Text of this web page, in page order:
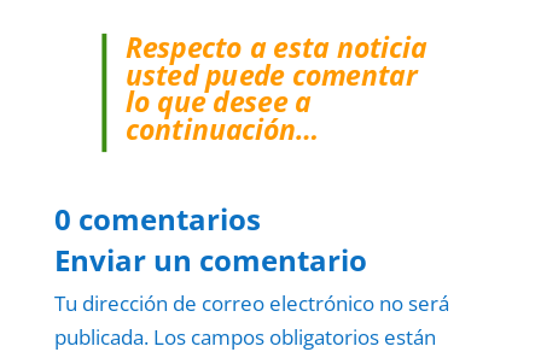
Respecto a esta noticia
usted puede comentar
lo que desee a
continuación…
0 comentarios
Enviar un comentario
Tu dirección de correo electrónico no será
publicada. Los campos obligatorios están